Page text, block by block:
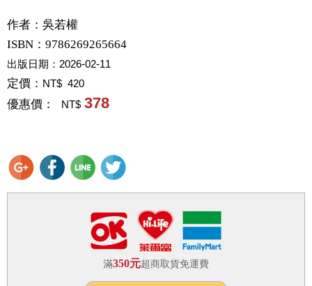
作者： 吳若權
ISBN：9786269265664
出版日期： 2026-02-11
定價： NT$ 420
優惠價： NT$ 378
滿350元超商取貨免運費